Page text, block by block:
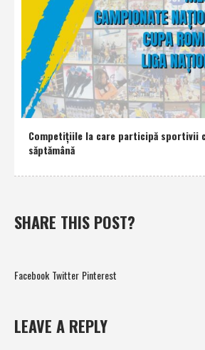
Competiţiile la care participă sportivii
săptămână
SHARE THIS POST?
Facebook Twitter Pinterest
LEAVE A REPLY